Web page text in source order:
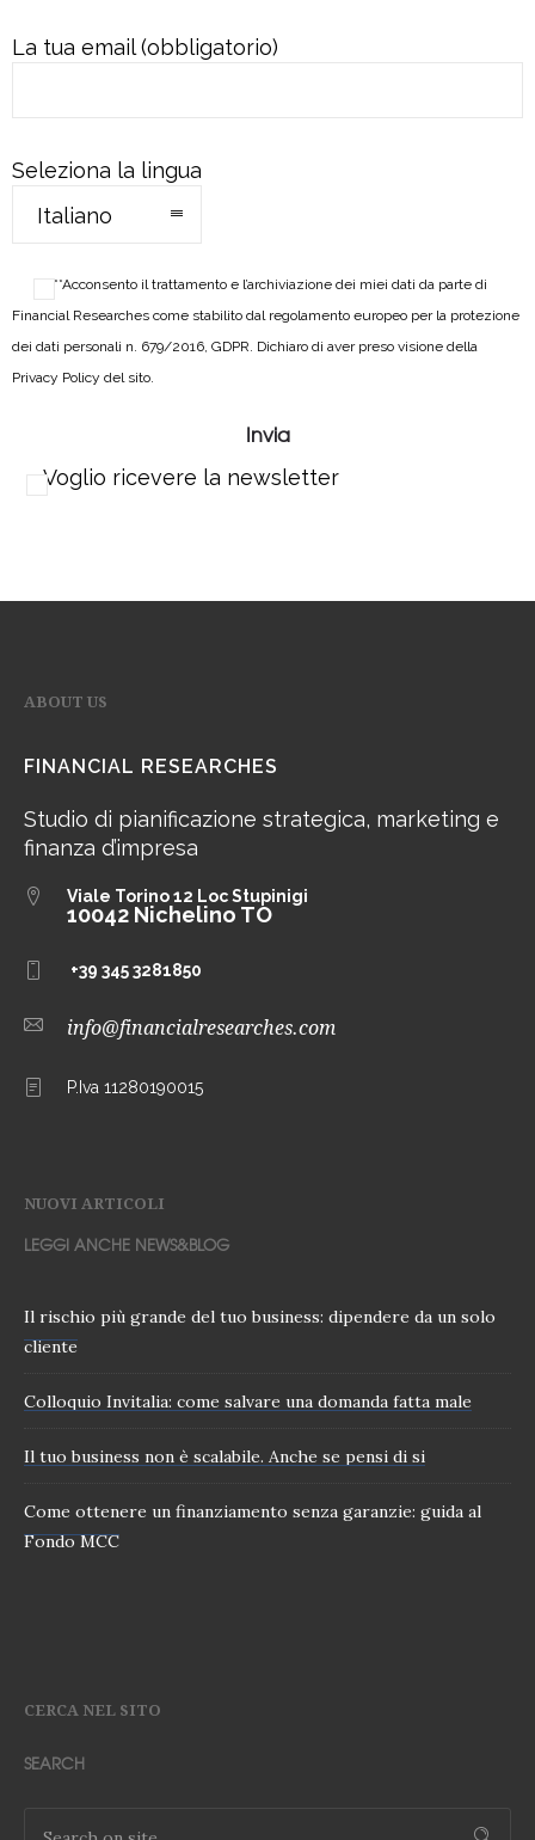
La tua email (obbligatorio)
Seleziona la lingua
Italiano
***Acconsento il trattamento e l’archiviazione dei miei dati da parte di
Financial Researches come stabilito dal regolamento europeo per la protezione
dei dati personali n. 679/2016, GDPR. Dichiaro di aver preso visione della
Privacy Policy del sito.
Voglio ricevere la newsletter
ABOUT US
FINANCIAL RESEARCHES
Studio di pianificazione strategica, marketing e
finanza d’impresa
Viale Torino 12 Loc Stupinigi
10042 Nichelino TO
+39 345 3281850
info@financialresearches.com
P.Iva 11280190015
NUOVI ARTICOLI
LEGGI ANCHE NEWS&BLOG
Il rischio più grande del tuo business: dipendere da un solo
cliente
Colloquio Invitalia: come salvare una domanda fatta male
Il tuo business non è scalabile. Anche se pensi di si
Come ottenere un finanziamento senza garanzie: guida al
Fondo MCC
CERCA NEL SITO
SEARCH